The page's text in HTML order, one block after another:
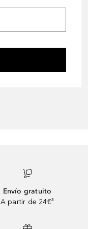
Envío gratuito
A partir de 24€³